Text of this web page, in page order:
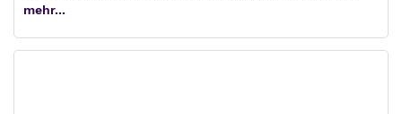
mehr...